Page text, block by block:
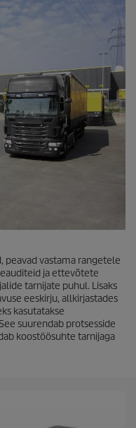
peavad vastama rangetele
ja ettevõtete
tarnijate puhul. Lisaks
eeskirju, allkirjastades
kasutatakse
suurendab protsesside
koostöösuhte tarnijaga